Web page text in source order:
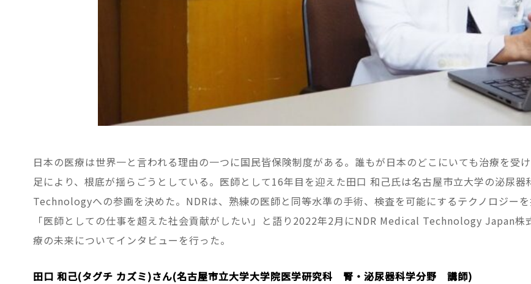
日本の医療は世界一と言われる理由の一つに国民皆保険制度がある。誰もが日本のどこにいても治療を受
足により、根底が揺らごうとしている。医師として16年目を迎えた田口 和己氏は名古屋市立大学の泌尿
Technologyへの参画を決めた。NDRは、熟練の医師と同等水準の手術、検査を可能にするテクノロジー
「医師としての仕事を超えた社会貢献がしたい」と語り2022年2月にNDR Medical Technology Japan
療の未来についてインタビューを行った。
田口 和己(タグチ カズミ)さん(名古屋市立大学大学院医学研究科 腎・泌尿器科学分野 講師)